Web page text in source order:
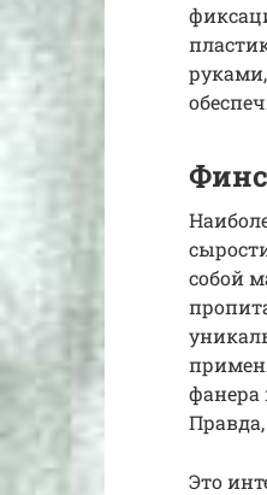
собой
фанера
Это